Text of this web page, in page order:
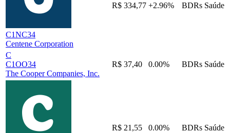
C1NC34
Centene Corporation
R$ 334,77 +2.96% BDRs Saúde
C
C1OO34
The Cooper Companies, Inc.
R$ 37,40 0.00% BDRs Saúde
R$ 21,55 0.00% BDRs Saúde